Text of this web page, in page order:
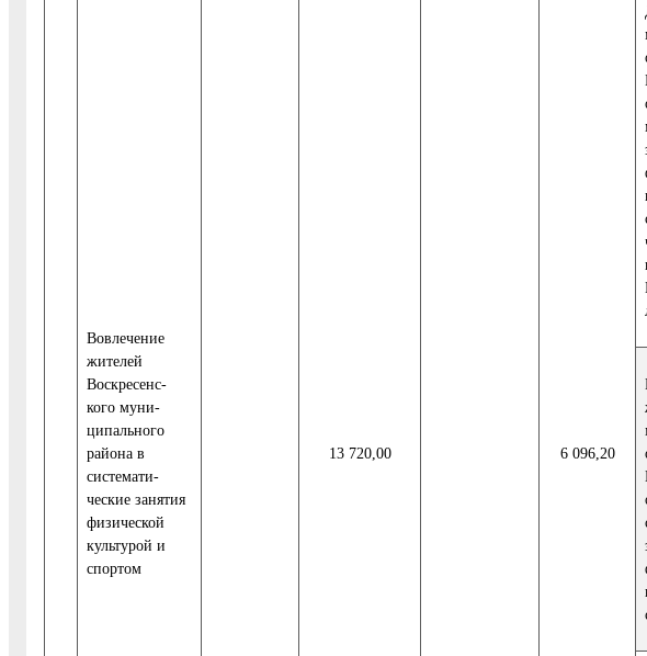
Вовлечение
жителей
Воскресенс-
кого муни-
ципального
района в
системати-
ческие занятия
физической
культурой и
спортом
13 720,00 6 096,20